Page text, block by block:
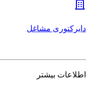
دایرکتوری مشاغل
اطلاعات بیشتر